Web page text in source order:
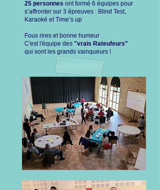
25 personnes ont formé 6 équipes pour
s’affronter sur 3 épreuves : Blind Test,
Karaoké et Time’s up
Fous rires et bonne humeur
C'est l'équipe des "vrais Rateufeurs"
qui sont les grands vainqueurs !